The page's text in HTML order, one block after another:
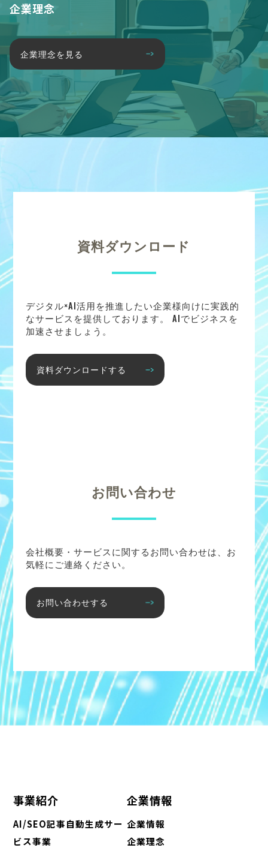
企業理念
企業理念を見る
資料ダウンロード
デジタル×AI活用を推進したい企業様向けに実践的
なサービスを提供しております。 AIでビジネスを
加速させましょう。
資料ダウンロードする
お問い合わせ
会社概要・サービスに関するお問い合わせは、お
気軽にご連絡ください。
お問い合わせする
事業紹介
AI/SEO記事自動生成サー
ビス事業
企業情報
企業情報
企業理念